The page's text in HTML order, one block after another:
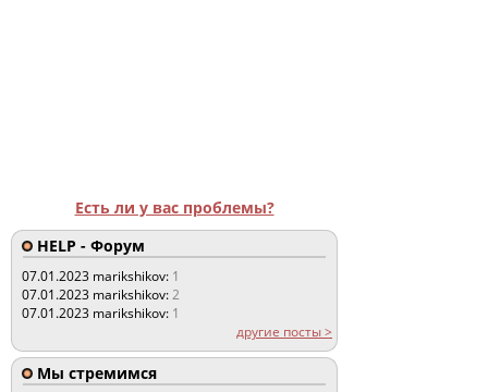
Есть ли у вас проблемы?
HELP - Форум
07.01.2023 marikshikov: 1
07.01.2023 marikshikov:2
07.01.2023 marikshikov: 1
другие посты >
Мы стремимся